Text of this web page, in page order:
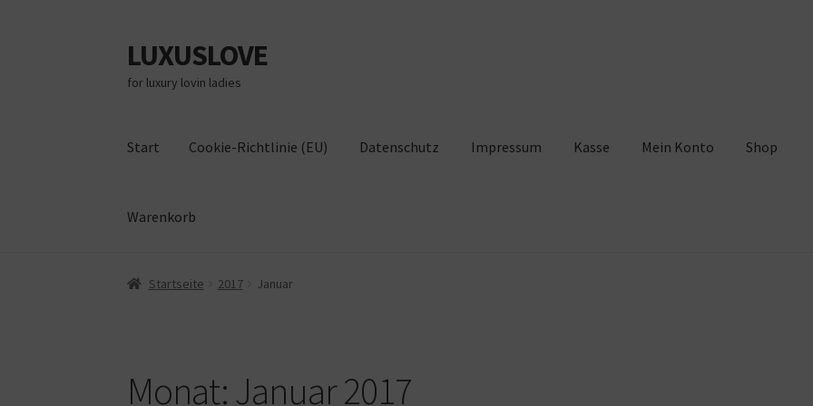
Zur
Navigation
springen
Zum
Inhalt
springen
LUXUSLOVE
for luxury lovin ladies
Start Cookie-Richtlinie (EU) Datenschutz Impressum Kasse Mein Konto Shop
Warenkorb
Start Cookie-Richtlinie (EU)
Startseite 2017 Januar
Monat:Januar 2017